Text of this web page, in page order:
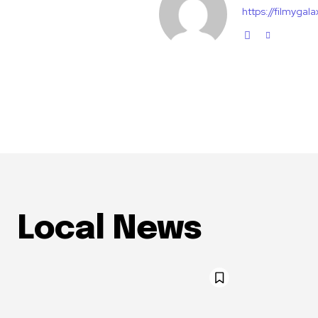
https://
Local News